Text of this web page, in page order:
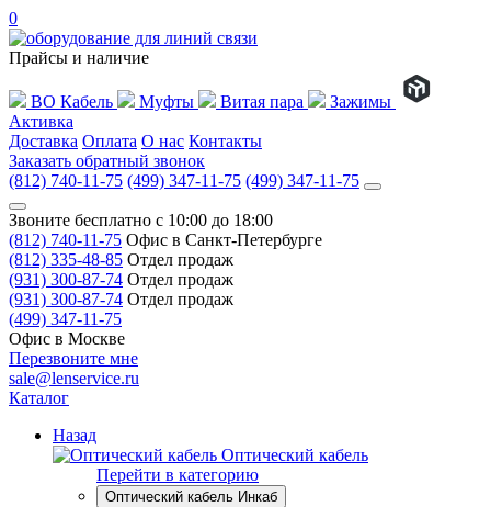
0
Прайсы и наличие
ВО Кабель Муфты Витая пара
Зажимы
Активка
Доставка Оплата О нас Контакты
Заказать обратный звонок
(812) 740-11-75 (499) 347-11-75 (499) 347-11-75
Звоните бесплатно с 10:00 до 18:00
(812) 740-11-75 Офис в Санкт-Петербурге
(812) 335-48-85 Отдел продаж
(931) 300-87-74 Отдел продаж
(931) 300-87-74 Отдел продаж
(499) 347-11-75
Офис в Москве
Перезвоните мне
sale@lenservice.ru
Каталог
Назад
Оптический кабель
Перейти в категорию
Оптический кабель Инкаб